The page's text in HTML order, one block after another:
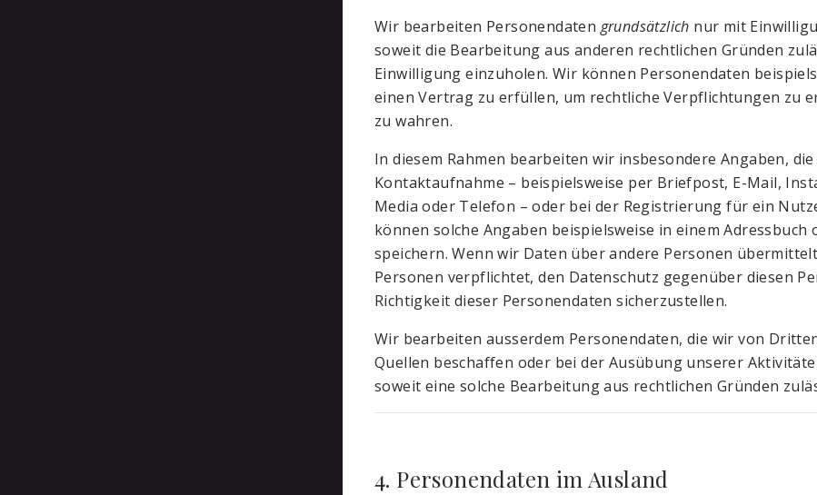
Wir bearbeiten Personendaten grundsätzlich nur mit
soweit die Bearbeitung aus anderen rechtlichen Gründen
Einwilligung einzuholen. Wir können Personendaten
einen Vertrag zu erfüllen, um rechtliche Verpflichtungen zu
zu wahren.
In diesem Rahmen bearbeiten wir insbesondere Angaben,
Kontaktaufnahme – beispielsweise per Briefpost, E-Mail,
Media oder Telefon – oder bei der Registrierung für ein
können solche Angaben beispielsweise in einem
speichern. Wenn wir Daten über andere Personen
Personen verpflichtet, den Datenschutz gegenüber diesen
Richtigkeit dieser Personendaten sicherzustellen.
Wir bearbeiten ausserdem Personendaten, die wir von
Quellen beschaffen oder bei der Ausübung unserer
soweit eine solche Bearbeitung aus rechtlichen Gründen
4. Personendaten im Ausland